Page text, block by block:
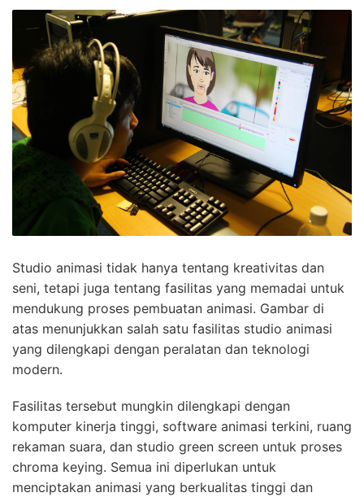
Studio animasi tidak hanya tentang kreativitas dan
seni, tetapi juga tentang fasilitas yang memadai untuk
mendukung proses pembuatan animasi. Gambar di
atas menunjukkan salah satu fasilitas studio animasi
yang dilengkapi dengan peralatan dan teknologi
modern.
Fasilitas tersebut mungkin dilengkapi dengan
komputer kinerja tinggi, software animasi terkini, ruang
rekaman suara, dan studio green screen untuk proses
chroma keying. Semua ini diperlukan untuk
menciptakan animasi yang berkualitas tinggi dan